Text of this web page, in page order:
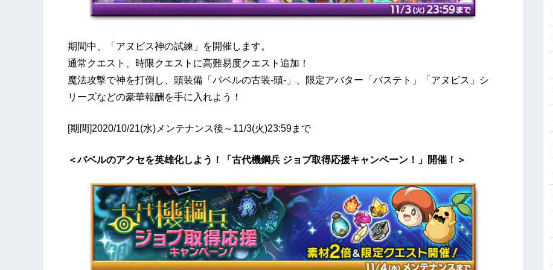
期間中、「アヌビス神の試練」を開催します。
通常クエスト、時限クエストに高難易度クエスト追加！
魔法攻撃で神を打倒し、頭装備「バベルの古装-頭-」、限定アバター「バステト」「アヌビス」シ
リーズなどの豪華報酬を手に入れよう！
[期間]2020/10/21(水)メンテナンス後～11/3(火)23:59まで
＜バベルのアクセを英雄化しよう！「古代機鋼兵 ジョブ取得応援キャンペーン！」開催！＞